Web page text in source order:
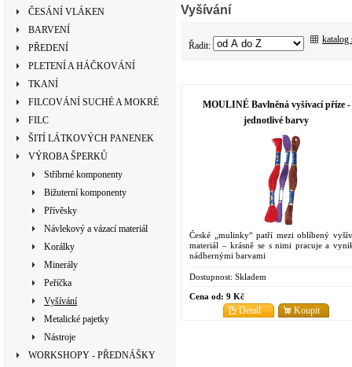
ČESÁNÍ VLÁKEN
BARVENÍ
PŘEDENÍ
PLETENÍ A HÁČKOVÁNÍ
TKANÍ
FILCOVÁNÍ SUCHÉ A MOKRÉ
FILC
ŠITÍ LÁTKOVÝCH PANENEK
VÝROBA ŠPERKŮ
Stříbrné komponenty
Bižuterní komponenty
Přívěsky
Návlekový a vázací materiál
Korálky
Minerály
Peříčka
Vyšívání
Metalické pajetky
Nástroje
WORKSHOPY - PŘEDNÁŠKY
Vyšívání
Řadit:
katalog
MOULINÉ Bavlněná vyšívací příze -
jednotlivé barvy
České „mulinky“ patří mezi oblíbený
materiál – krásně se s nimi pracuje a
nádhernými barvami
Dostupnost: Skladem
Cena od: 9 Kč
Koupit
Detail